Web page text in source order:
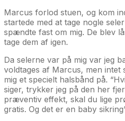
Marcus forlod stuen, og kom
startede med at tage nogle
spændte fast om mig. De blev
tage dem af igen.
Da selerne var på mig var jeg
voldtages af Marcus, men intet
mig et specielt halsbånd på.
siger, trykker jeg på den her
præventiv effekt, skal du lige
gratis. Og det er en baby